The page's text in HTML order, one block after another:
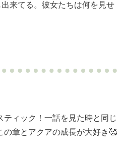
来てる。彼女たちは何を見せ
ティック！一話を見た時と同じ
の章とアクアの成長が大好き🥰